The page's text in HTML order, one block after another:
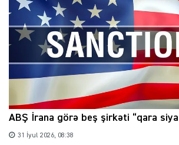
ABŞ İrana görə beş şirkəti “qara
31 İyul 2026, 08:38